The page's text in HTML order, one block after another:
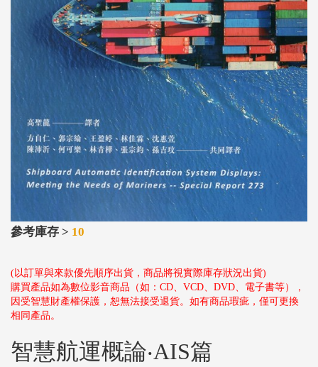
參考庫存 > 10
(以訂單與來款優先順序出貨，商品將視實際庫存狀況出貨)
購買產品如為數位影音商品（如：CD、VCD、DVD、電子書等），
因受智慧財產權保護，恕無法接受退貨。如有商品瑕疵，僅可更換
相同產品。
智慧航運概論‧AIS篇